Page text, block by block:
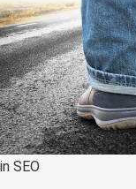
in SEO
worden
om
te
over